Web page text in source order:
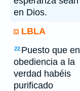
en Dios.
LBLA
22 Puesto que en
obediencia a la
verdad habéis
purificado